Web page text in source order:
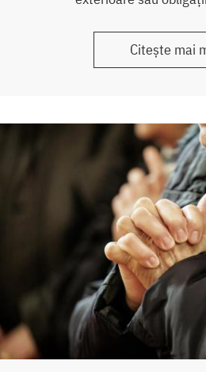
Citește mai